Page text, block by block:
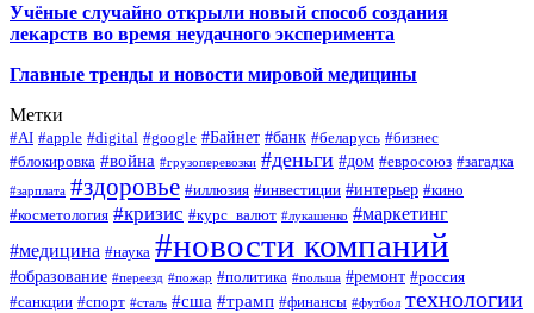
Учёные случайно открыли новый способ создания
лекарств во время неудачного эксперимента
Главные тренды и новости мировой медицины
Метки
#AI #apple #digital #google #Байнет #банк #беларусь #бизнес
#блокировка #война #грузоперевозки #деньги #дом #евросоюз #загадка
#зарплата #здоровье #иллюзия #инвестиции #интерьер #кино
#косметология #кризис #курс_валют #лукашенко #маркетинг
#медицина #наука #новости компаний
#образование #переезд #пожар #политика #польша #ремонт #россия
#санкции #спорт #сталь #сша #трамп #финансы #футбол технологии